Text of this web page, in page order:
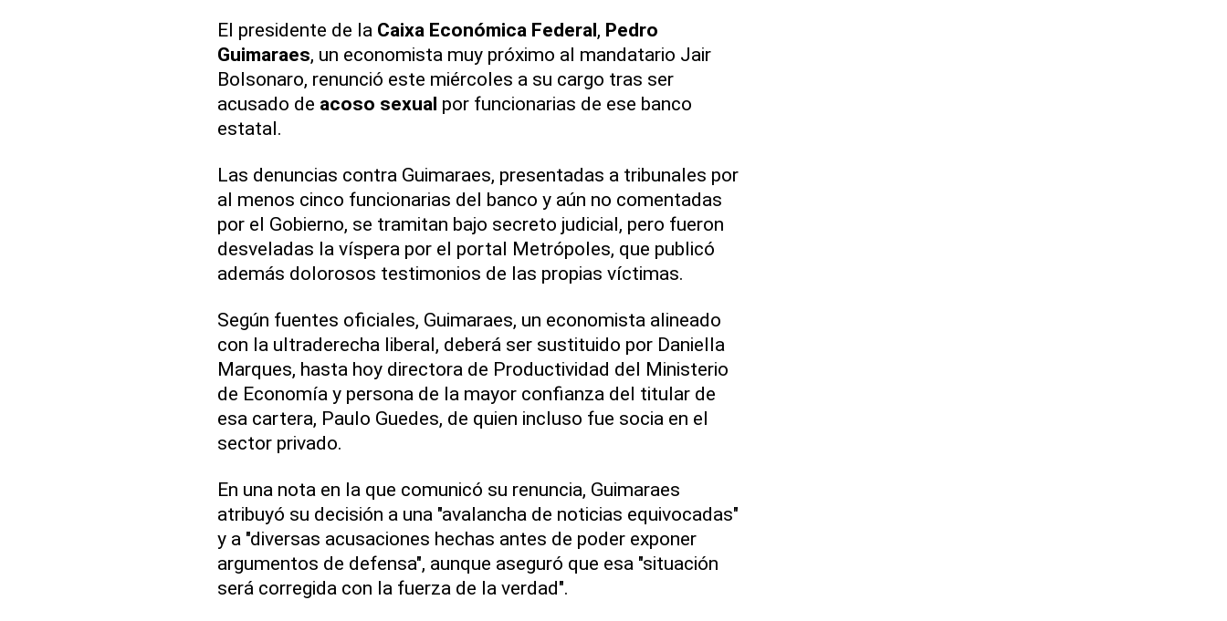
El presidente de la Caixa Económica Federal, Pedro
Guimaraes, un economista muy próximo al mandatario Jair
Bolsonaro, renunció este miércoles a su cargo tras ser
acusado de acoso sexual por funcionarias de ese banco
estatal.
Las denuncias contra Guimaraes, presentadas a tribunales por
al menos cinco funcionarias del banco y aún no comentadas
por el Gobierno, se tramitan bajo secreto judicial, pero fueron
desveladas la víspera por el portal Metrópoles, que publicó
además dolorosos testimonios de las propias víctimas.
Según fuentes oficiales, Guimaraes, un economista alineado
con la ultraderecha liberal, deberá ser sustituido por Daniella
Marques, hasta hoy directora de Productividad del Ministerio
de Economía y persona de la mayor confianza del titular de
esa cartera, Paulo Guedes, de quien incluso fue socia en el
sector privado.
En una nota en la que comunicó su renuncia, Guimaraes
atribuyó su decisión a una "avalancha de noticias equivocadas"
y a "diversas acusaciones hechas antes de poder exponer
argumentos de defensa", aunque aseguró que esa "situación
será corregida con la fuerza de la verdad".